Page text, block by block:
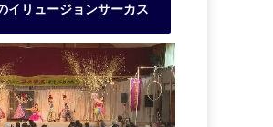
イリュージョンサーカス